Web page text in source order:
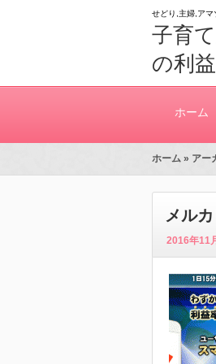
せどり,主婦,アマ
子育
の利益
ホーム
ホーム » アー
メル
2016年11